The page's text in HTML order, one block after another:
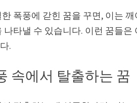
폭풍에 갇힌 꿈을 꾸면, 이는
나타낼 수 있습니다. 이런 꿈들
.
속에서 탈출하는 꿈